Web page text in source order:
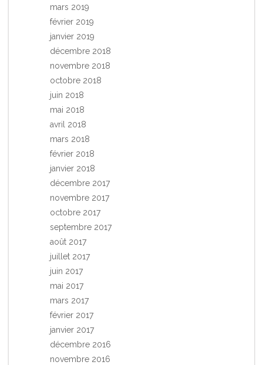
mars 2019
février 2019
janvier 2019
décembre 2018
novembre 2018
octobre 2018
juin 2018
mai 2018
avril 2018
mars 2018
février 2018
janvier 2018
décembre 2017
novembre 2017
octobre 2017
septembre 2017
août 2017
juillet 2017
juin 2017
mai 2017
mars 2017
février 2017
janvier 2017
décembre 2016
novembre 2016